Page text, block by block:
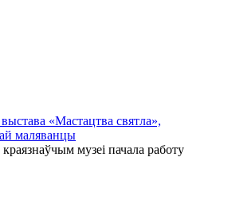
«Мастацтва святла»,
маляванцы
музеі пачала работу